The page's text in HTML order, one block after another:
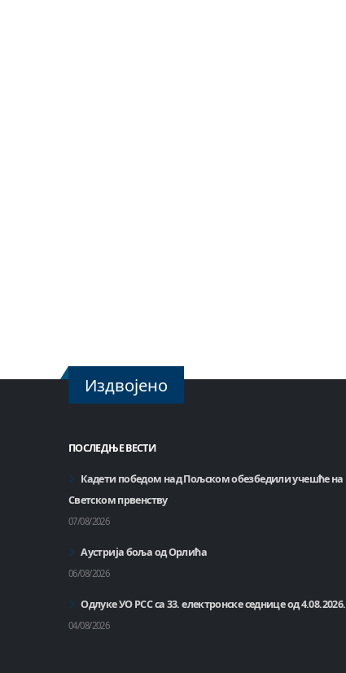
Издвојено
ПОСЛЕДЊЕ ВЕСТИ
Кадети победом над Пољском обезбедили учешће на
Светском првенству
07/08/2026
Аустрија боља од Орлића
06/08/2026
Одлуке УО РСС са 33. електронске седнице од 4.08.2026.
04/08/2026